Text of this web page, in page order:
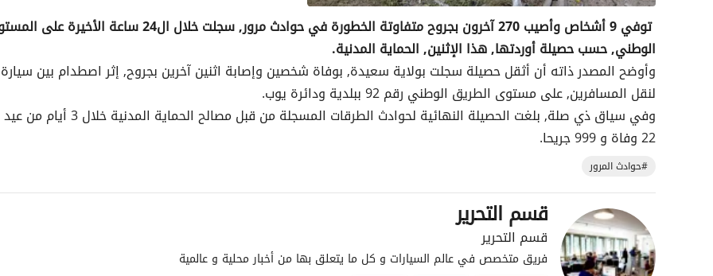
توفي 9 أشخاص وأصيب 270 آخرون بجروح متفاوتة الخطورة في حوادث مرور, سجلت خلال ال24 ساعة الأخيرة
الوطني, حسب حصيلة أوردتها, هذا الإثنين, الحماية المدنية.
وأوضح المصدر ذاته أن أثقل حصيلة سجلت بولاية سعيدة, بوفاة شخصين وإصابة اثنين آخرين بجروح, إثر اصطدام بين
لنقل المسافرين, على مستوى الطريق الوطني رقم 92 ببلدية ودائرة يوب.
وفي سياق ذي صلة, بلغت الحصيلة النهائية لحوادث الطرقات المسجلة من قبل
22 وفاة و 999 جريحا.
#حوادث المرور
قسم التحرير
قسم التحرير
فريق متخصص في عالم السيارات و كل ما يتعلق بها من أخبار محلية و عالمية